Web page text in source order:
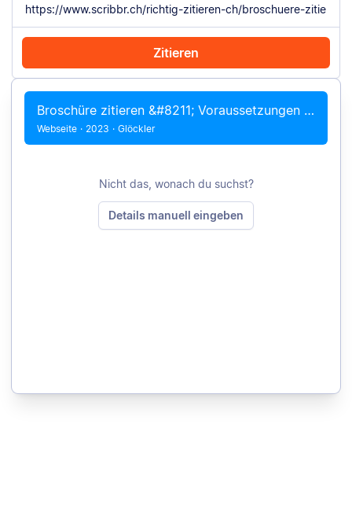
Zitieren
Mit Chrome zitieren Manuell zitieren
Broschüre zitieren &#8211; Voraussetzungen und Beispiele
Webseite · 2023 · Glöckler
Nicht das, wonach du suchst?
Details manuell eingeben